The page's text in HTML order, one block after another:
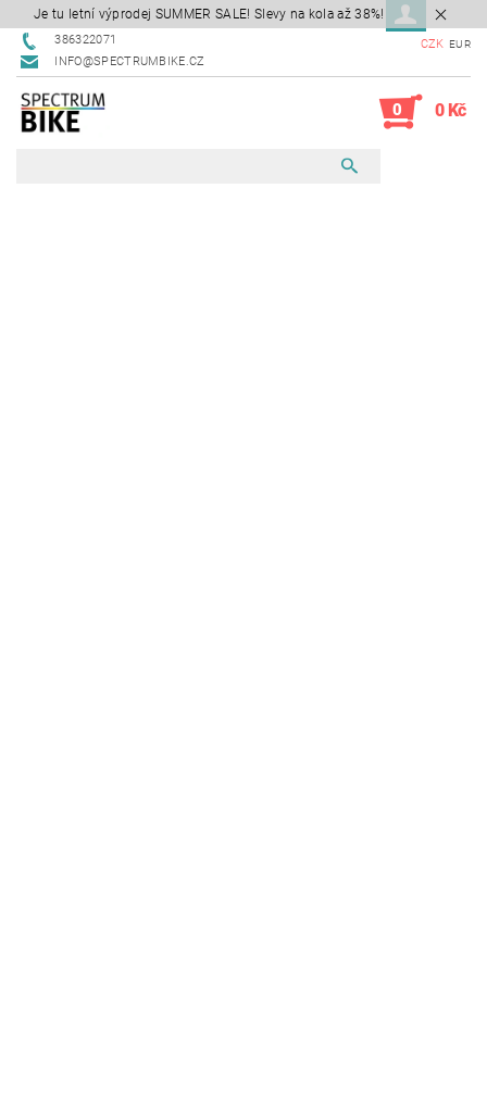
Je tu letní výprodej SUMMER SALE! Slevy na kola až 38%!
386322071
INFO@SPECTRUMBIKE.CZ
CZK EUR
0 0 Kč